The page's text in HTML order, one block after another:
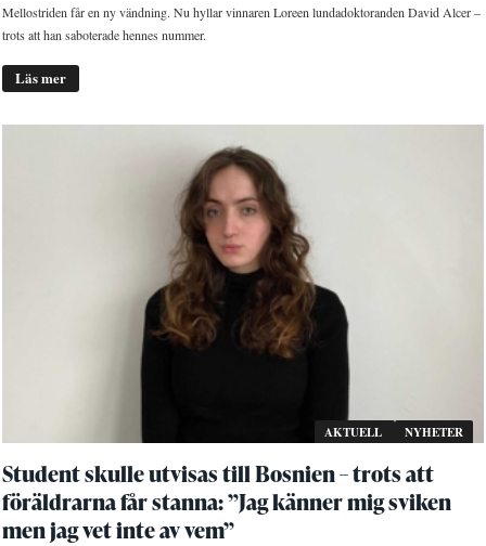
Mellostriden får en ny vändning. Nu hyllar vinnaren Loreen lundadoktoranden David Alcer –
trots att han saboterade hennes nummer.
Läs mer
AKTUELL NYHETER
Student skulle utvisas till Bosnien – trots att
föräldrarna får stanna: ”Jag känner mig sviken
men jag vet inte av vem”